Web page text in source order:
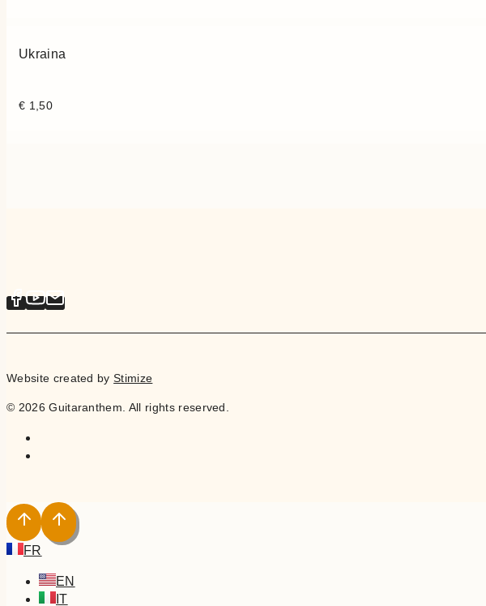
Ukraina
€ 1,50
Website created byStimize
© 2026 Guitaranthem. All rights reserved.
FR
EN
IT